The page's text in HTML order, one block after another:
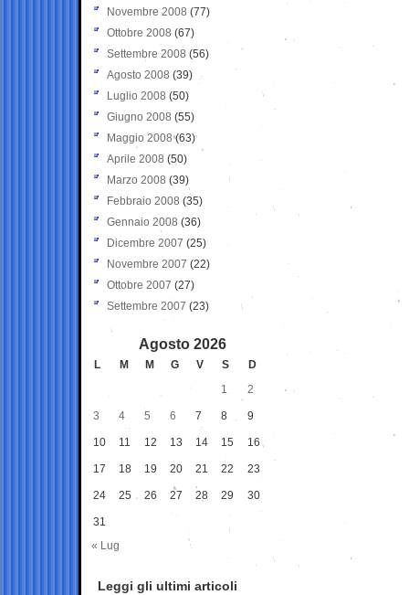
Novembre 2008 (77)
Ottobre 2008 (67)
Settembre 2008 (56)
Agosto 2008 (39)
Luglio 2008 (50)
Giugno 2008 (55)
Maggio 2008(63)
Aprile 2008 (50)
Marzo 2008 (39)
Febbraio 2008 (35)
Gennaio 2008 (36)
Dicembre 2007 (25)
Novembre 2007 (22)
Ottobre 2007 (27)
Settembre 2007 (23)
Agosto 2026
L M M G V S
D
1
2
3 4 5 6 7 8 9
10 11 12 13 14 15 16
17 18 19 20 21 22 23
24 25 26 27 28 29 30
31
« Lug
Leggi gli ultimi articoli